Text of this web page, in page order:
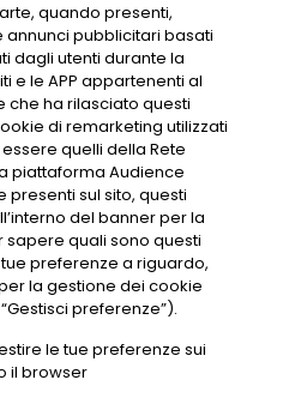
quando presenti,
pubblicitari basati
dagli utenti durante la
e le APP appartenenti al
che ha rilasciato questi
di remarketing utilizzati
quelli della Rete
piattaforma Audience
presenti sul sito, questi
del banner per la
sapere quali sono questi
preferenze a riguardo,
la gestione dei cookie
preferenze”).
le tue preferenze sui
il browser